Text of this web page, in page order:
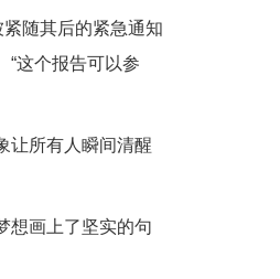
随其后的紧急通知
这个报告可以参
让所有人瞬间清醒
想画上了坚实的句